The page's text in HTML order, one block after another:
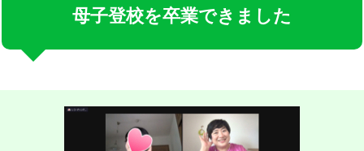
母子登校を卒業できました